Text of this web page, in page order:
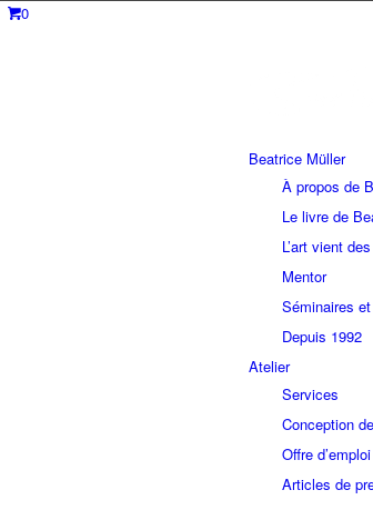
0
Beatrice Müller
À propos de
Le livre de
L’art vient
Mentor
Séminaires
Depuis 1992
Atelier
Services
Conception
Offre d’emploi
Articles de